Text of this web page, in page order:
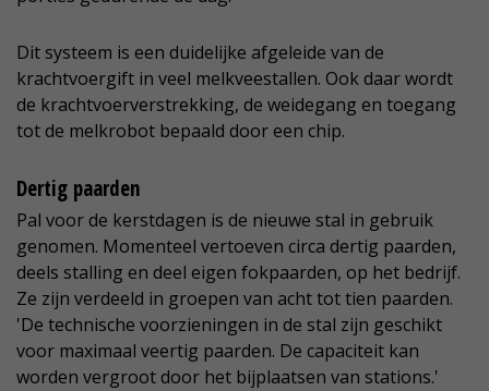
Dit systeem is een duidelijke afgeleide van de
krachtvoergift in veel melkveestallen. Ook daar wordt
de krachtvoerverstrekking, de weidegang en toegang
tot de melkrobot bepaald door een chip.
Dertig paarden
Pal voor de kerstdagen is de nieuwe stal in gebruik
genomen. Momenteel vertoeven circa dertig paarden,
deels stalling en deel eigen fokpaarden, op het bedrijf.
Ze zijn verdeeld in groepen van acht tot tien paarden.
'De technische voorzieningen in de stal zijn geschikt
voor maximaal veertig paarden. De capaciteit kan
worden vergroot door het bijplaatsen van stations.'